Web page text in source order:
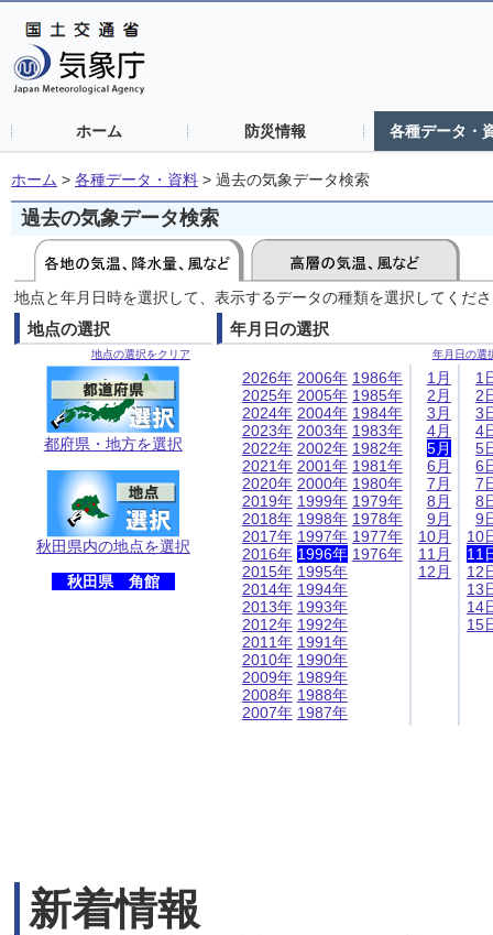
ホーム 防災情報 各種データ・
ホーム > 各種データ・資料 > 過去の気象データ検索
過去の気象データ検索
地点と年月日時を選択して、表示するデータの種類を選択してくだ
地点の選択
地点の選択をクリア
都府県・地方を選択
秋田県内の地点を選択
秋田県 角館
年月日の選択
年月日の選
2026年
2025年
2024年
2023年
2022年
2021年
2020年
2019年
2018年
2017年
2016年
2015年
2014年
2013年
2012年
2011年
2010年
2009年
2008年
2007年
2006年
2005年
2004年
2003年
2002年
2001年
2000年
1999年
1998年
1997年
1996年
1995年
1994年
1993年
1992年
1991年
1990年
1989年
1988年
1987年
1986年
1985年
1984年
1983年
1982年
1981年
1980年
1979年
1978年
1977年
1976年
1月
2月
3月
4月
5月
6月
7月
8月
9月
10月
11月
12月
1
2
3
4
5
6
7
8
9
10
11
12
13
14
15
新着情報